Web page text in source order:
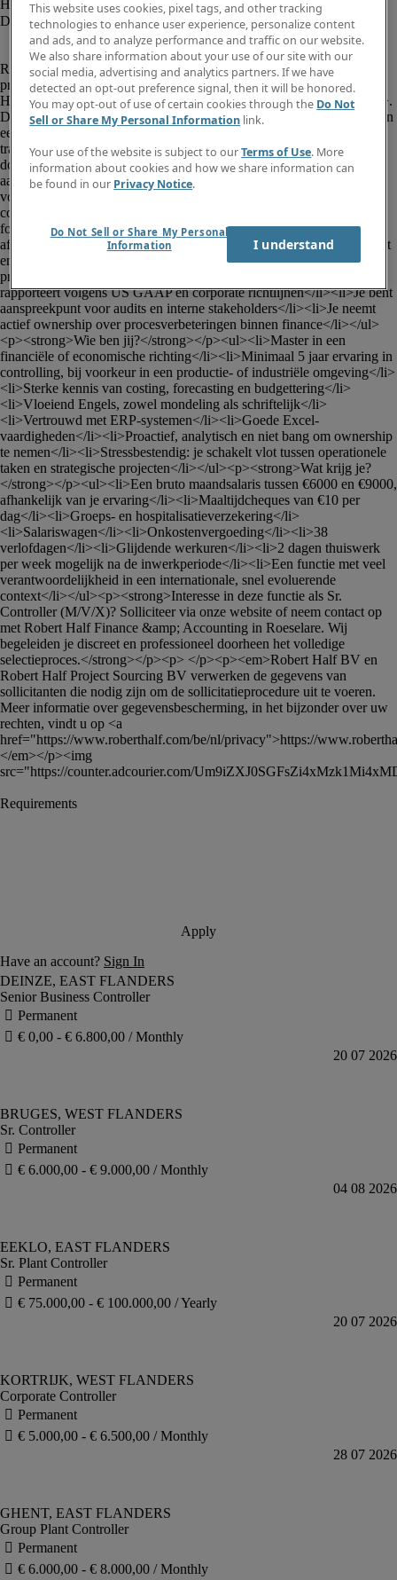
						<p><strong>Sr. Controller (M/V/X) -
Regio Brugge</strong></p><p>Voor een internationale
productiegroep met activiteiten in de automotive sector zoekt Robert
Half een <strong>Sr.</strong> <strong>Controller (M/V/X)</strong>.
De Belgische entiteit, gevestigd in de regio Brugge, maakt deel uit van
een groter Amerikaans concern en staat voor een strategisch
transitiemoment. Jij speelt daarin een sleutelrol.</p><p><strong>Wat
doe je?</strong></p><p>Je rapporteert aan de CFO en geeft leiding
aan een team van 4 personen. Je bent de financiële businesspartner
voor het management en de operationele afdelingen.</p><ul><li>Je
coördineert maand-, kwartaal- en jaarafsluitingen</li><li>Je bereidt
forecast-, budget- en AOP-processen voor</li><li>Je analyseert
afwijkingen ten opzichte van budget en forecast</li><li>Je ontwikkelt
en onderhoudt costing- en kalkulatiemodellen</li><li>Je ondersteunt
productie- en supply chain met financiële inzichten</li><li>Je
rapporteert volgens US GAAP en corporate richtlijnen</li><li>Je bent
aanspreekpunt voor audits en interne stakeholders</li><li>Je neemt
actief ownership over procesverbeteringen binnen finance</li></ul>
<p><strong>Wie ben jij?</strong></p><ul><li>Master in een
financiële of economische richting</li><li>Minimaal 5 jaar ervaring in
controlling, bij voorkeur in een productie- of industriële omgeving</li>
<li>Sterke kennis van costing, forecasting en budgettering</li>
<li>Vloeiend Engels, zowel mondeling als schriftelijk</li>
<li>Vertrouwd met ERP-systemen</li><li>Goede Excel-
vaardigheden</li><li>Proactief, analytisch en niet bang om ownership
te nemen</li><li>Stressbestendig: je schakelt vlot tussen operationele
taken en strategische projecten</li></ul><p><strong>Wat krijg je?
</strong></p><ul><li>Een bruto maandsalaris tussen €6000 en €9000,
afhankelijk van je ervaring</li><li>Maaltijdcheques van €10 per
dag</li><li>Groeps- en hospitalisatieverzekering</li>
<li>Salariswagen</li><li>Onkostenvergoeding</li><li>38
verlofdagen</li><li>Glijdende werkuren</li><li>2 dagen thuiswerk
per week mogelijk na de inwerkperiode</li><li>Een functie met veel
verantwoordelijkheid in een internationale, snel evoluerende
context</li></ul><p><strong>Interesse in deze functie als Sr.
Controller (M/V/X)? Solliciteer via onze website of neem contact op
met Robert Half Finance &amp; Accounting in Roeselare. Wij
begeleiden je discreet en professioneel doorheen het volledige
selectieproces.</strong></p><p> </p><p><em>Robert Half BV en
Robert Half Project Sourcing BV verwerken de gegevens van
sollicitanten die nodig zijn om de sollicitatieprocedure uit te voeren.
Meer informatie over gegevensbescherming, in het bijzonder over uw
rechten, vindt u op <a
href="https://www.roberthalf.com/be/nl/privacy">https://
</em></p><img
src="https://counter.adcourier.com/
Senior Business Controller
Sr. Controller
Sr. Plant Controller
Corporate Controller
Group Plant Controller
This website uses cookies, pixel tags, and other tracking
technologies to enhance user experience, personalize content
and ads, and to analyze performance and traffic on our website.
We also share information about your use of our site with our
social media, advertising and analytics partners. If we have
detected an opt-out preference signal, then it will be honored.
You may opt-out of use of certain cookies through the Do Not
Sell or Share My Personal Information link.
Your use of the website is subject to ourTerms of Use. More
information about cookies and how we share information can
be found in our Privacy Notice.
Do Not Sell or Share My Personal
Information
I understand